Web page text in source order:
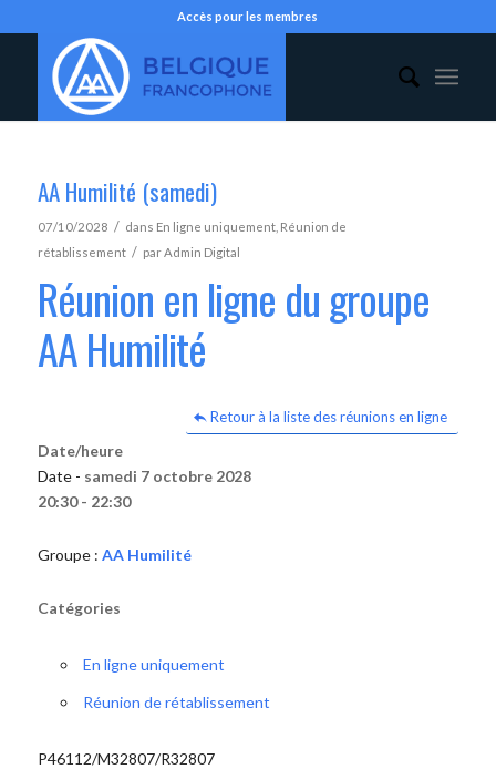
Accès pour les membres
AA Humilité (samedi)
07/10/2028 / dans En ligne uniquement, Réunion de
rétablissement / parAdmin Digital
Réunion en ligne du groupe
AA Humilité
Retour à la liste des réunions en ligne
Date/heure
Date - samedi 7 octobre 2028
20:30 - 22:30
Groupe : AA Humilité
Catégories
En ligne uniquement
Réunion de rétablissement
P46112/M32807/R32807